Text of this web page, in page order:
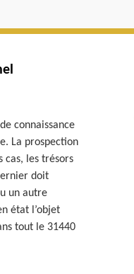
connaissance
La prospection
cas, les trésors
doit
un autre
état l’objet
tout le 31440